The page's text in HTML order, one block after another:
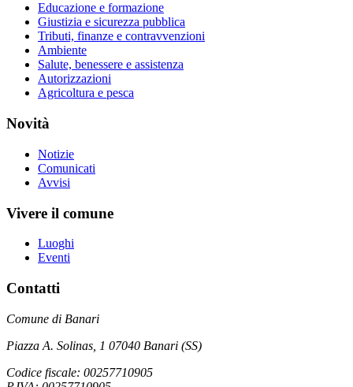
Educazione e formazione
Giustizia e sicurezza pubblica
Tributi, finanze e contravvenzioni
Ambiente
Salute, benessere e assistenza
Autorizzazioni
Agricoltura e pesca
Novità
Notizie
Comunicati
Avvisi
Vivere il comune
Luoghi
Eventi
Contatti
Comune di Banari
Piazza A. Solinas, 1 07040 Banari (SS)
Codice fiscale: 00257710905